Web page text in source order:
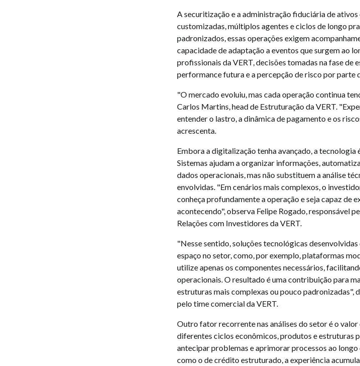
A securitização e a administração fiduciária de
customizadas, múltiplos agentes e ciclos de longo
padronizados, essas operações exigem
capacidade de adaptação a eventos que surgem ao
profissionais da VERT, decisões tomadas na fase
performance futura e a percepção de risco por parte
"O mercado evoluiu, mas cada operação continua
Carlos Martins, head de Estruturação da VERT.
entender o lastro, a dinâmica de pagamento e os
acrescenta.
Embora a digitalização tenha avançado, a tecnologia
Sistemas ajudam a organizar informações,
dados operacionais, mas não substituem a análise
envolvidas. "Em cenários mais complexos, o
conheça profundamente a operação e seja capaz de
acontecendo", observa Felipe Rogado, responsável
Relações com Investidores da VERT.
"Nesse sentido, soluções tecnológicas
espaço no setor, como, por exemplo, plataformas
utilize apenas os componentes necessários,
operacionais. O resultado é uma contribuição para
estruturas mais complexas ou pouco padronizadas",
pelo time comercial da VERT.
Outro fator recorrente nas análises do setor é o
diferentes ciclos econômicos, produtos e estruturas
antecipar problemas e aprimorar processos ao
como o de crédito estruturado, a experiência